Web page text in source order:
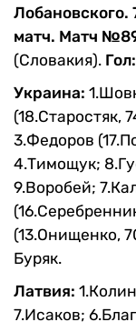
Лобановского.
матч. Матч
(Словакия). Гол:
Украина:
(18.Старостяк,
3.Федоров
4.Тимощук;
9.Воробей;
(13.Онищенко,
Буряк.
Латвия:
7.Исаков;